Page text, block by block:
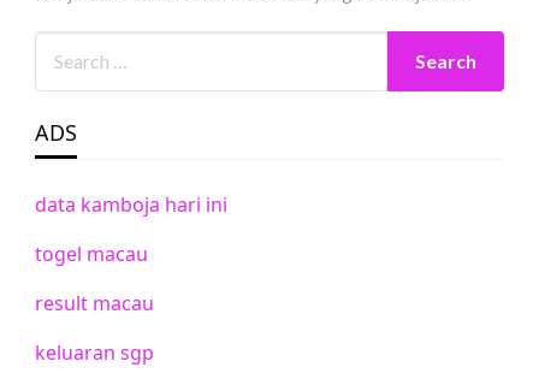
ADS
data kamboja hari ini
togel macau
result macau
keluaran sgp